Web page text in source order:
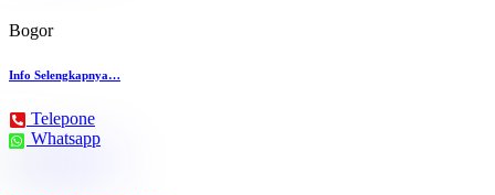
Bogor
Info Selengkapnya…
Telepone
Whatsapp